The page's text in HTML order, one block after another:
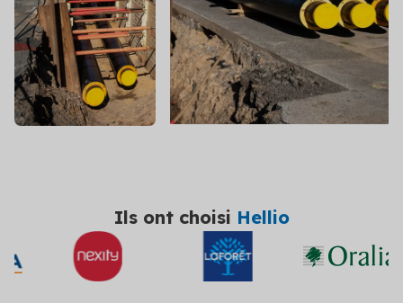
copropriétés en conformité
Amélioration DPE
Quittez le statut de passoire thermique et évitez
l’interdiction de location
Diagnostic technique global
Assurez la pérennité de votre copropriété avec un
diagnostic complet et adapté
Ils ont choisi Hellio